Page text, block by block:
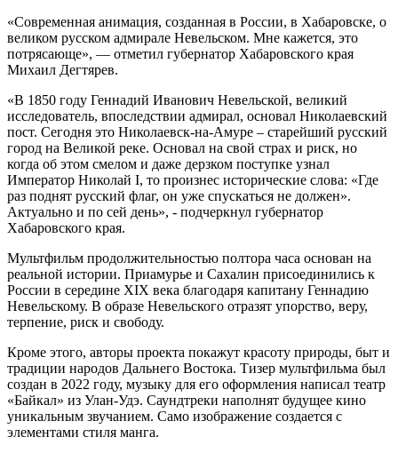
«Современная анимация, созданная в России, в Хабаровске, о
великом русском адмирале Невельском. Мне кажется, это
потрясающе», — отметил губернатор Хабаровского края
Михаил Дегтярев.
«В 1850 году Геннадий Иванович Невельской, великий
исследователь, впоследствии адмирал, основал Николаевский
пост. Сегодня это Николаевск-на-Амуре – старейший русский
город на Великой реке. Основал на свой страх и риск, но
когда об этом смелом и даже дерзком поступке узнал
Император Николай I, то произнес исторические слова: «Где
раз поднят русский флаг, он уже спускаться не должен».
Актуально и по сей день», - подчеркнул губернатор
Хабаровского края.
Мультфильм продолжительностью полтора часа основан на
реальной истории. Приамурье и Сахалин присоединились к
России в середине XIX века благодаря капитану Геннадию
Невельскому. В образе Невельского отразят упорство, веру,
терпение, риск и свободу.
Кроме этого, авторы проекта покажут красоту природы, быт и
традиции народов Дальнего Востока. Тизер мультфильма был
создан в 2022 году, музыку для его оформления написал театр
«Байкал» из Улан-Удэ. Саундтреки наполнят будущее кино
уникальным звучанием. Само изображение создается с
элементами стиля манга.